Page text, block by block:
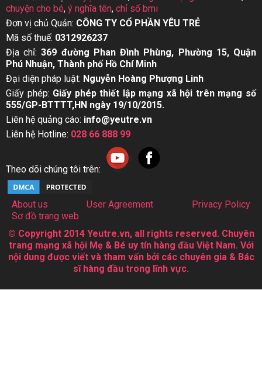
chuyện cho bé, ý nghĩa tên, chỉ số bmi
Đơn vị chủ Quản: CÔNG TY CỔ PHẦN YÊU TRẺ
Mã số thuế: 0312926237
Địa chỉ:369 đường Phan Đình Phùng, Phường 15, Quận
Phú Nhuận, Thành phố Hồ Chí Minh
Đại diện pháp luật: Nguyễn Hoàng Phượng Linh
Giấy phép: Giấy phép thiết lập mạng xã hội trên mạng số
555/GP-BTTTT,HN ngày 19/10/2015.
Liên hệ quảng cáo: info@yeutre.vn
Liên hệ Hotline: 028 66 888 99
Theo dõi chúng tôi trên:
About us User Agreement
Privacy Policy
Sơ đồ trang web
© Copyright 2014 Yeutre.vn, all rights reserved. Chuyên
trang mạng xã hội Mẹ & Bé uy tín hàng đầu Việt Nam. Với
nội dung được viết và tham vấn bởi các chuyên gia & Bác
sĩ hàng đầu trong lĩnh vực.